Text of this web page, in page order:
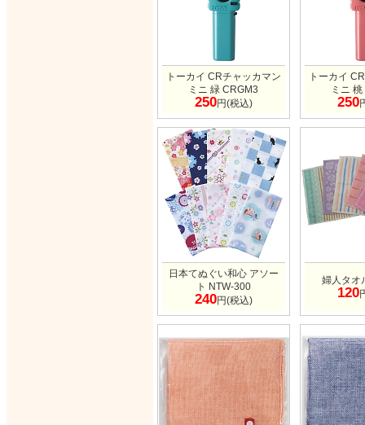
トーカイ CRチャッカマン
ミニ 緑 CRGM3
250円(税込)
トーカイ
ミニ
250
日本てぬぐい和心 アソー
ト NTW-300
240円(税込)
婦人タオ
120